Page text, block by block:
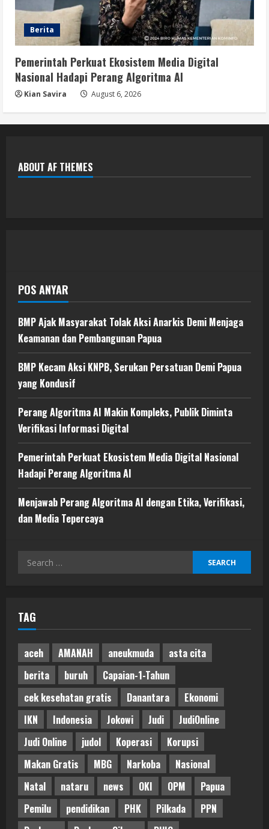
Berita
Pemerintah Perkuat Ekosistem Media Digital
Nasional Hadapi Perang Algoritma AI
Kian Savira August 6, 2026
ABOUT AF THEMES
POS ANYAR
BMP Ajak Masyarakat Tolak Aksi Anarkis Demi Menjaga
Keamanan dan Pembangunan Papua
BMP Kecam Aksi KNPB, Serukan Persatuan Demi Papua
yang Kondusif
Perang Algoritma AI Makin Kompleks, Publik Diminta
Verifikasi Informasi Digital
Pemerintah Perkuat Ekosistem Media Digital Nasional
Hadapi Perang Algoritma AI
Menjawab Perang Algoritma AI dengan Etika, Verifikasi,
dan Media Tepercaya
Search
TAG
aceh AMANAH aneukmuda
asta cita
berita
buruh
Capaian-1-Tahun
cek kesehatan gratis
Danantara
Ekonomi
IKN
Indonesia Jokowi Judi
JudiOnline
Judi Online
judol Koperasi
Korupsi
Makan Gratis
MBG Narkoba
Nasional
Natal
nataru news OKI OPM
Papua
Pemilu
pendidikan PHK Pilkada
PPN